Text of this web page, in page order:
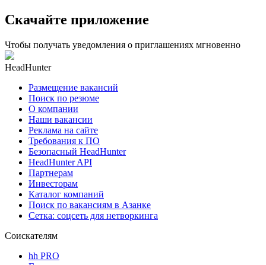
Скачайте приложение
Чтобы получать уведомления о приглашениях мгновенно
HeadHunter
Размещение вакансий
Поиск по резюме
О компании
Наши вакансии
Реклама на сайте
Требования к ПО
Безопасный HeadHunter
HeadHunter API
Партнерам
Инвесторам
Каталог компаний
Поиск по вакансиям в Азанке
Сетка: соцсеть для нетворкинга
Соискателям
hh PRO